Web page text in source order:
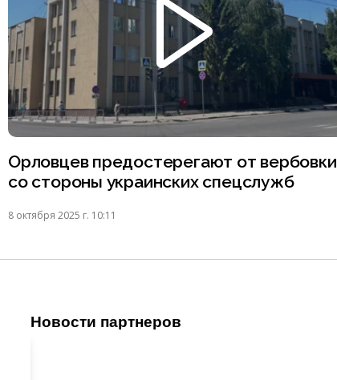
Орловцев предостерегают от вербовки
со стороны украинских спецслужб
8 октября 2025 г. 10:11
Новости партнеров